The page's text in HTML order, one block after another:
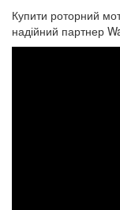
Купити роторний
надійний партнер